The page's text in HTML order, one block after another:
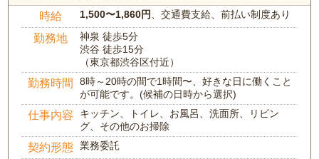
時給 1,500〜1,860円 、交通費支給、前払い制度あり
勤務地
神泉 徒歩5分
渋谷 徒歩15分
（東京都渋谷区付近）
勤務時間
8時～20時の間で1時間〜、好きな日に働くこと
が可能です。(候補の日時から選択)
仕事内容
キッチン、トイレ、お風呂、洗面所、リビン
グ、その他のお掃除
契約形態 業務委託